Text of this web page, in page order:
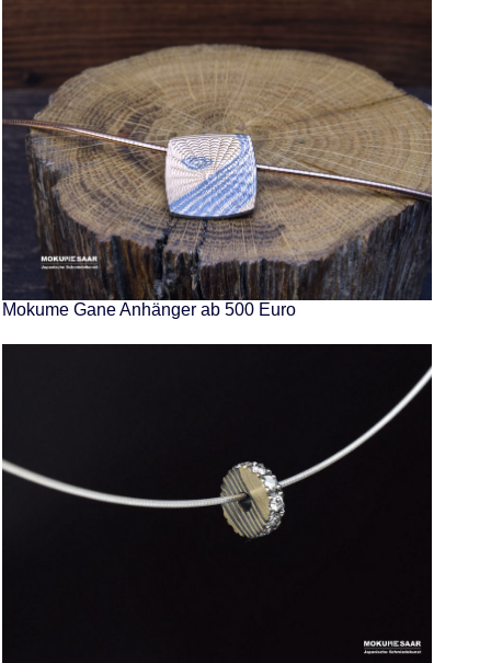
Mokume Gane Anhänger ab 500 Euro